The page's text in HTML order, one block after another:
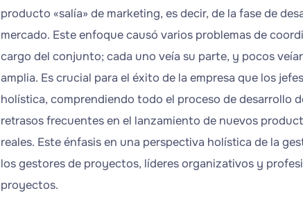
producto «salía» de marketing, es decir, de la fase de
mercado. Este enfoque causó varios problemas de
cargo del conjunto; cada uno veía su parte, y pocos
amplia. Es crucial para el éxito de la empresa que los
holística, comprendiendo todo el proceso de desarrollo
retrasos frecuentes en el lanzamiento de nuevos
reales. Este énfasis en una perspectiva holística de la
los gestores de proyectos, líderes organizativos y
proyectos.